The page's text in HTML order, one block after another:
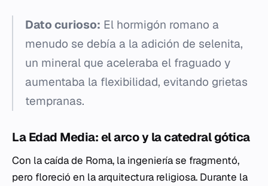
Dato curioso: El hormigón romano a
menudo se debía a la adición de selenita,
un mineral que aceleraba el fraguado y
aumentaba la flexibilidad, evitando grietas
tempranas.
La Edad Media: el arco y la catedral gótica
Con la caída de Roma, la ingeniería se fragmentó,
pero floreció en la arquitectura religiosa. Durante la